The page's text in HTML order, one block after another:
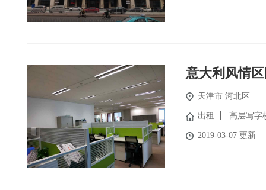
意大利风情
天津市 河北区
出租 高层写字
2019-03-07 更新